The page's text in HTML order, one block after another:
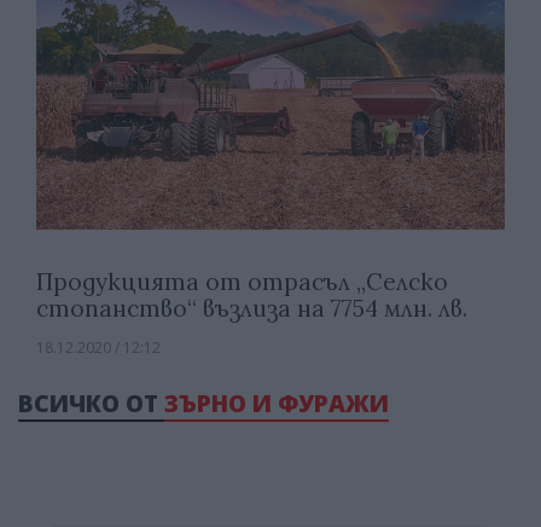
Продукцията от отрасъл „Селско
стопанство“ възлиза на 7754 млн. лв.
18.12.2020 / 12:12
ВСИЧКО ОТ ЗЪРНО И ФУРАЖИ